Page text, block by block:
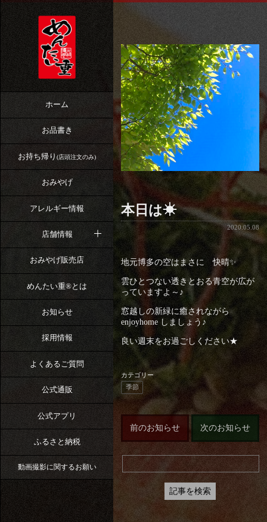
ホーム
お品書き
お持ち帰り (店頭注文のみ)
おみやげ
アレルギー情報
店舗情報
おみやげ販売店
めんたい重®︎とは
お知らせ
採用情報
よくあるご質問
公式通販
公式アプリ
ふるさと納税
動画撮影に関するお願い
本日は☀
2020.05.08
地元博多の空はまさに 快晴✨
雲ひとつない透きとおる青空が広が
っていますよ～♪
窓越しの新緑に癒されながら
enjoyhome しましょう♪
良い週末をお過ごしください★
カテゴリー
季節
前のお知らせ 次のお知らせ